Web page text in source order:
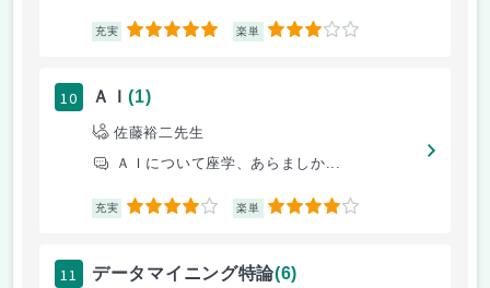
充実 5 楽単 3
10 ＡＩ(1)
佐藤裕二先生
ＡＩについて座学、あらましか...
充実 4 楽単 4
11 データマイニング特論(6)